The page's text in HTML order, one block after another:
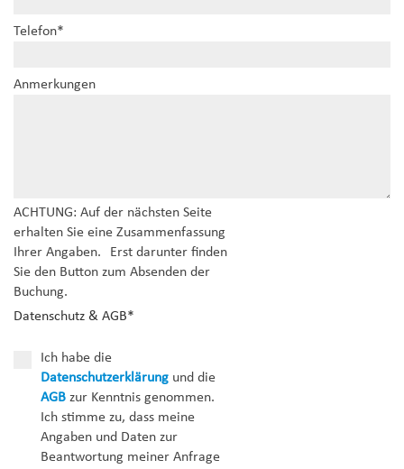
Telefon*
Anmerkungen
ACHTUNG: Auf der nächsten Seite
erhalten Sie eine Zusammenfassung
Ihrer Angaben. Erst darunter finden
Sie den Button zum Absenden der
Buchung.
Datenschutz & AGB*
Ich habe die
Datenschutzerklärung und die
AGB zur Kenntnis genommen.
Ich stimme zu, dass meine
Angaben und Daten zur
Beantwortung meiner Anfrage